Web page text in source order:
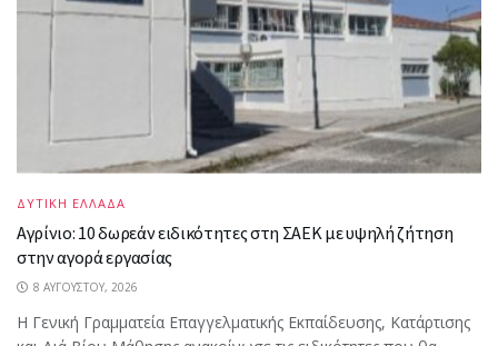
ΔΥΤΙΚΗ ΕΛΛΑΔΑ
Αγρίνιο: 10 δωρεάν ειδικότητες στη ΣΑΕΚ με υψηλή ζήτηση
στην αγορά εργασίας
8 ΑΥΓΟΎΣΤΟΥ, 2026
Η Γενική Γραμματεία Επαγγελματικής Εκπαίδευσης, Κατάρτισης